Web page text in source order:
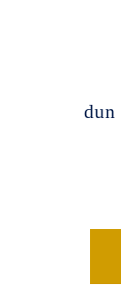
אנו נכללים ברשימת המשרדים המובילים בתחום הרשלנות הרפואית של dun